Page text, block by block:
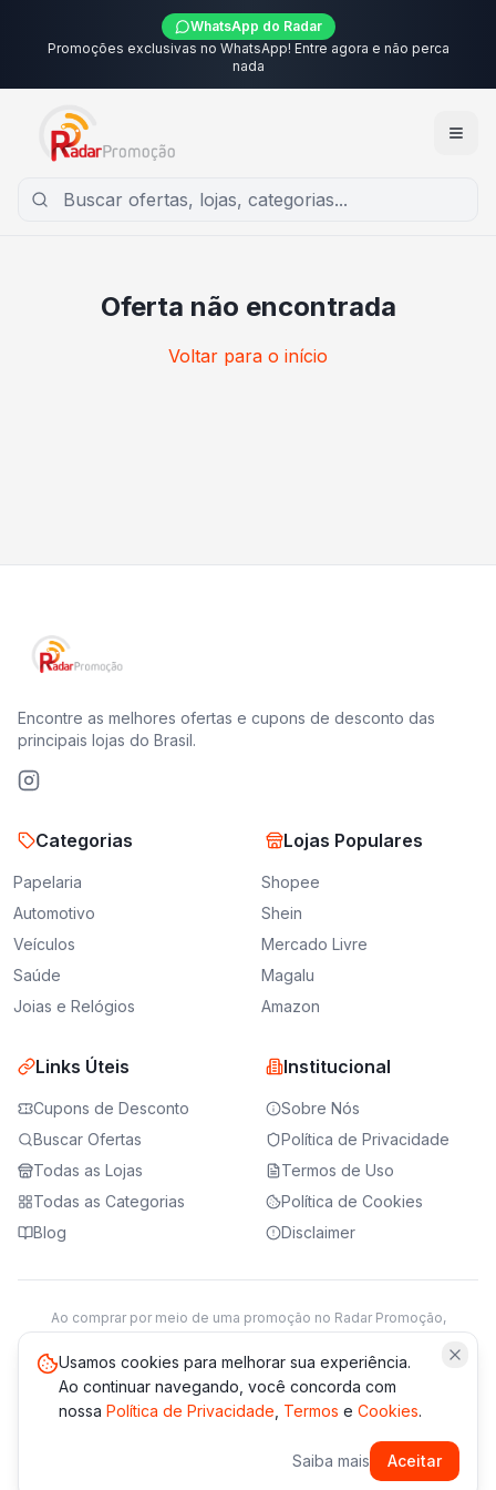
WhatsApp do Radar
Promoções exclusivas no WhatsApp! Entre agora e não perca
nada
Oferta não encontrada
Voltar para o início
Encontre as melhores ofertas e cupons de desconto das
principais lojas do Brasil.
Categorias
Papelaria
Automotivo
Veículos
Saúde
Joias e Relógios
Lojas Populares
Shopee
Shein
Mercado Livre
Magalu
Amazon
Links Úteis
Cupons de Desconto
Buscar Ofertas
Todas as Lojas
Todas as Categorias
Blog
Institucional
Sobre Nós
Política de Privacidade
Termos de Uso
Política de Cookies
Disclaimer
Ao comprar por meio de uma promoção no Radar Promoção,
Saiba mais
*Os preços e disponibilidade podem variar. Verifique sempre
Usamos cookies para melhorar sua experiência.
Ao continuar navegando, você concorda com
nossa Política de Privacidade Termos e Cookies.
Saiba mais Aceitar